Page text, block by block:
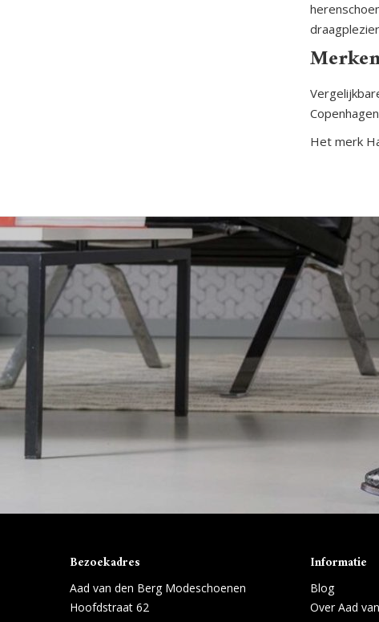
Het merk
Bezoekadres
Aad van den Berg Modeschoenen
Hoofdstraat 62
Informatie
Blog
Over Aad